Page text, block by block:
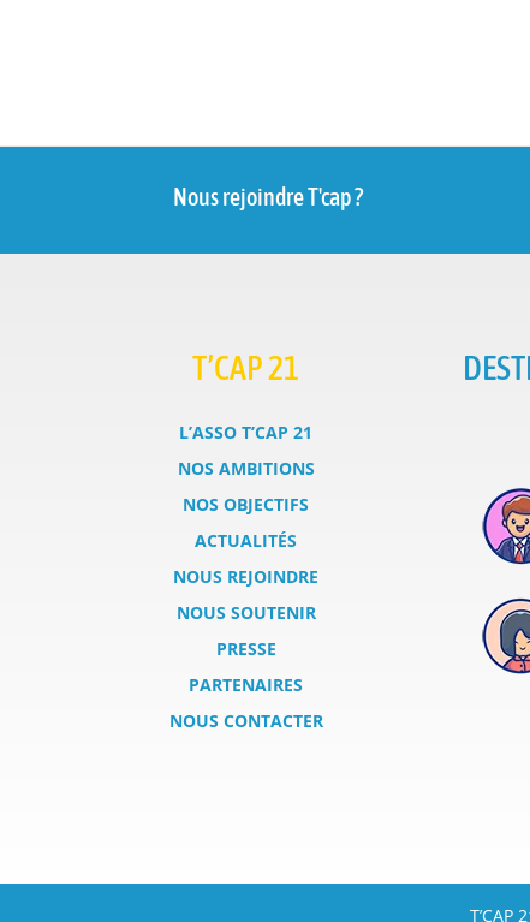
Nous rejoindre T'cap ?
T’CAP 21
L’ASSO T’CAP 21
NOS AMBITIONS
NOS OBJECTIFS
ACTUALITÉS
NOUS REJOINDRE
NOUS SOUTENIR
PRESSE
PARTENAIRES
NOUS CONTACTER
T’CAP